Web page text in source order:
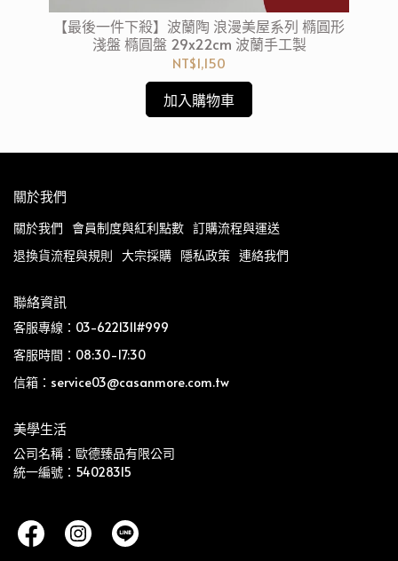
【最後一件下殺】波蘭陶 浪漫美屋系列 橢圓形
淺盤 橢圓盤 29x22cm 波蘭手工製
NT$1,150
加入購物車
關於我們
關於我們 會員制度與紅利點數 訂購流程與運送
退換貨流程與規則 大宗採購 隱私政策 連絡我們
聯絡資訊
客服專線：03-6221311#999
客服時間：08:30-17:30
信箱：service03@casanmore.com.tw
美學生活
公司名稱：歐德臻品有限公司
統一編號：54028315